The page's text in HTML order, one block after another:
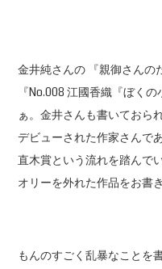
金井純さんの 『親御さんの
『No.008 江國香織『ぼく
ぁ。金井さんも書いておら
デビューされた作家さんで
直木賞という流れを踏んで
オリーを外れた作品をお書
もんのすごく乱暴なことを